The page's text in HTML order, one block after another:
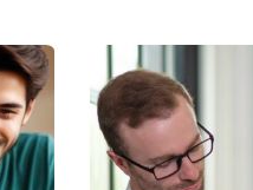
no se concretó.
del proceso.